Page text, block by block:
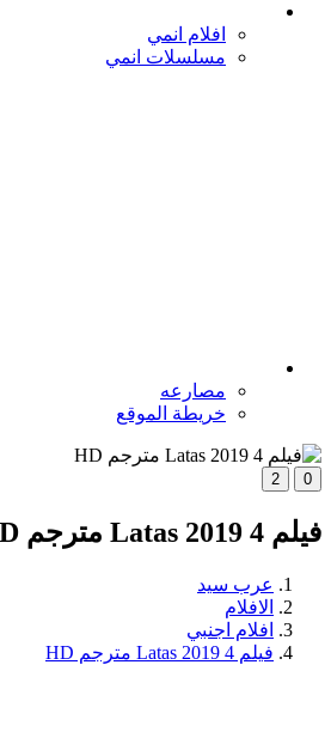
افلام انمي
مسلسلات انمي
مصارعه
خريطة الموقع
0
2
فيلم 4 Latas 2019 مترجم HD
عرب سيد
الافلام
افلام اجنبي
فيلم 4 Latas 2019 مترجم HD